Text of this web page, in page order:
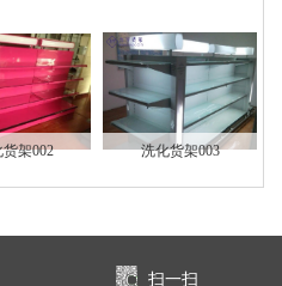
架002 洗化货架003
扫一扫